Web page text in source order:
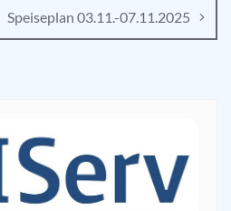
Speiseplan 03.11.-07.11.2025